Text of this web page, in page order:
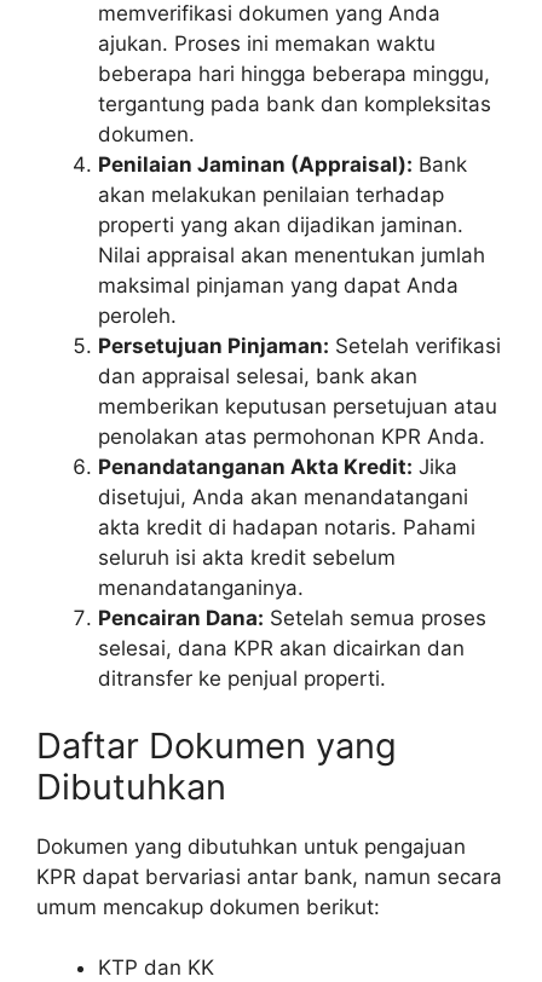
memverifikasi dokumen yang Anda
ajukan. Proses ini memakan waktu
beberapa hari hingga beberapa minggu,
tergantung pada bank dan kompleksitas
dokumen.
Penilaian Jaminan (Appraisal): Bank
akan melakukan penilaian terhadap
properti yang akan dijadikan jaminan.
Nilai appraisal akan menentukan jumlah
maksimal pinjaman yang dapat Anda
peroleh.
Persetujuan Pinjaman: Setelah verifikasi
dan appraisal selesai, bank akan
memberikan keputusan persetujuan atau
penolakan atas permohonan KPR Anda.
Penandatanganan Akta Kredit: Jika
disetujui, Anda akan menandatangani
akta kredit di hadapan notaris. Pahami
seluruh isi akta kredit sebelum
menandatanganinya.
Pencairan Dana: Setelah semua proses
selesai, dana KPR akan dicairkan dan
ditransfer ke penjual properti.
Daftar Dokumen yang
Dibutuhkan
Dokumen yang dibutuhkan untuk pengajuan
KPR dapat bervariasi antar bank, namun secara
umum mencakup dokumen berikut:
KTP dan KK